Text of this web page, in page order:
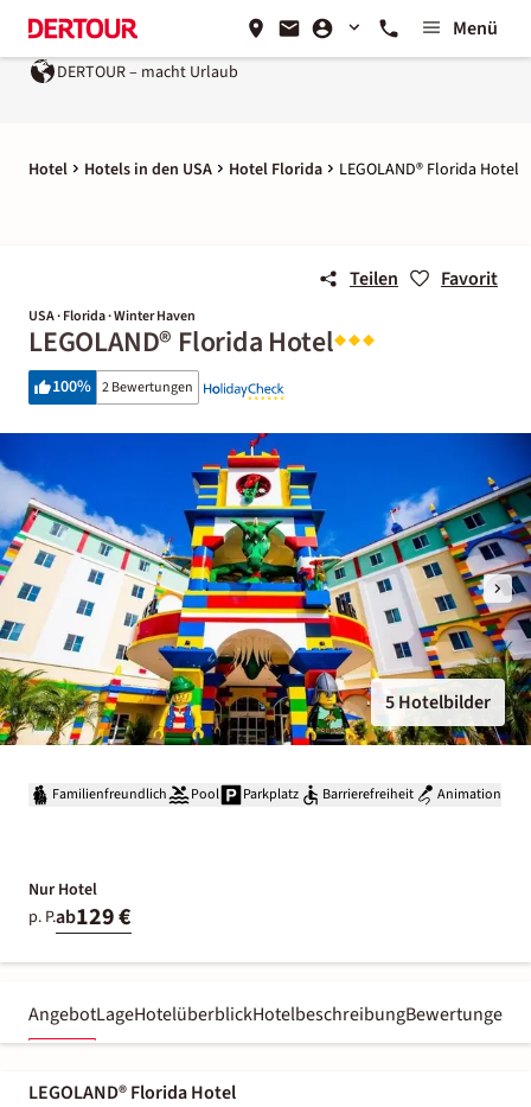
Menü
DERTOUR – macht Urlaub
Hotel Hotels in den USA Hotel Florida LEGOLAND® Florida Hotel
Teilen Favorit
USA · Florida · Winter Haven
LEGOLAND® Florida Hotel
100% 2 Bewertungen
5 Hotelbilder
Familienfreundlich Pool Parkplatz Barrierefreiheit Animation
Nur Hotel
p. P.ab129 €
AngebotLageHotelüberblickHotelbeschreibungBewertungen
LEGOLAND® Florida Hotel